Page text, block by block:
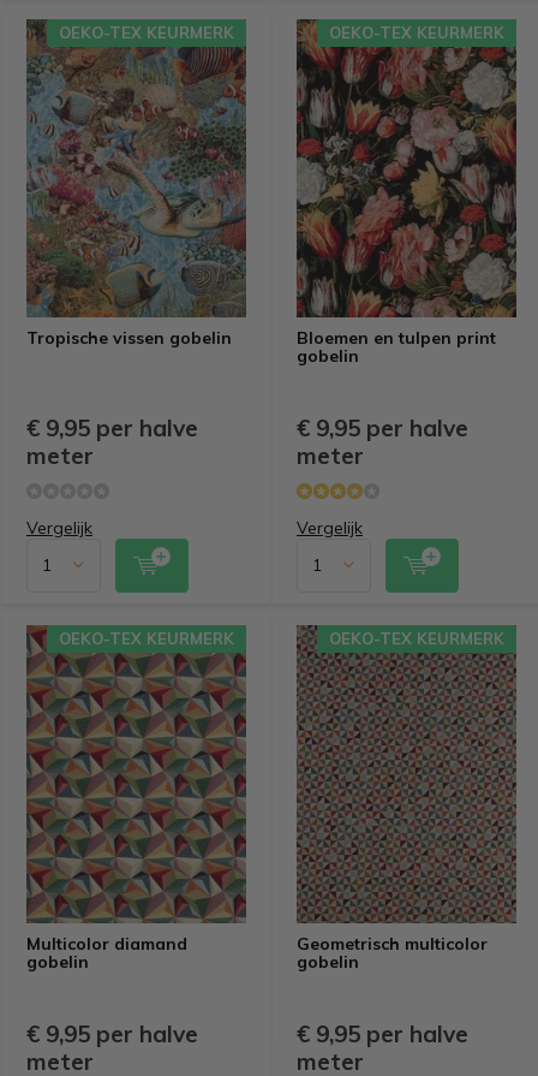
Tropische vissen gobelin
OEKO-TEX KEURMERK
€ 9,95 per halve
meter
Vergelijk
Bloemen en tulpen print
gobelin
OEKO-TEX KEURMERK
€ 9,95 per halve
meter
Vergelijk
Multicolor diamand
gobelin
OEKO-TEX KEURMERK
€ 9,95 per halve
meter
Geometrisch multicolor
gobelin
OEKO-TEX KEURMERK
€ 9,95 per halve
meter